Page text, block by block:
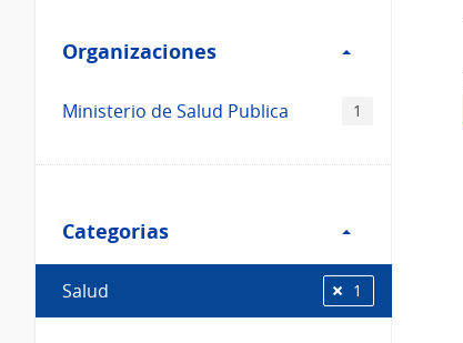
Organizaciones
Organizaciones
Ministerio de Salud Publica 1
Categorias
Categorias
Salud 1